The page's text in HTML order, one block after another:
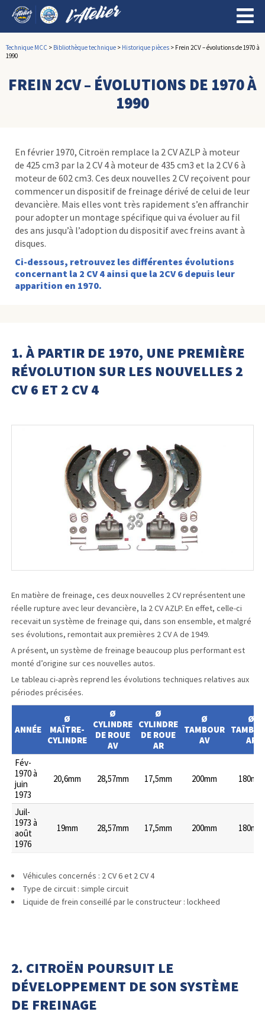
Technique MCC > Bibliothèque technique > Historique pièces > Frein 2CV – évolutions de 1970 à
1990
FREIN 2CV – ÉVOLUTIONS DE 1970 À
1990
En février 1970, Citroën remplace la 2 CV AZLP à moteur
de 425 cm3 par la 2 CV 4 à moteur de 435 cm3 et la 2 CV 6 à
moteur de 602 cm3. Ces deux nouvelles 2 CV reçoivent pour
commencer un dispositif de freinage dérivé de celui de leur
devancière. Mais elles vont très rapidement s’en affranchir
pour adopter un montage spécifique qui va évoluer au fil
des ans jusqu’à l’adoption du dispositif avec freins avant à
disques.
Ci-dessous, retrouvez les différentes évolutions
concernant la 2 CV 4 ainsi que la 2CV 6 depuis leur
apparition en 1970.
1. À PARTIR DE 1970, UNE PREMIÈRE
RÉVOLUTION SUR LES NOUVELLES 2
CV 6 ET 2 CV 4
En matière de freinage, ces deux nouvelles 2 CV représentent une
réelle rupture avec leur devancière, la 2 CV AZLP. En effet, celle-ci
recevait un système de freinage qui, dans son ensemble, et malgré
ses évolutions, remontait aux premières 2 CV A de 1949.
A présent, un système de freinage beaucoup plus performant est
monté d’origine sur ces nouvelles autos.
Le tableau ci-après reprend les évolutions techniques relatives aux
périodes précisées.
ANNÉE
Ø
MAÎTRE-
CYLINDRE
Ø
CYLINDRE
DE ROUE
AV
Ø
CYLINDRE
DE ROUE
AR
Ø
TAMBOUR
AV
Ø
AR
Fév-
1970 à
juin
1973
20,6mm 28,57mm 17,5mm 200mm 180mm
Juil-
1973 à
août
1976
19mm 28,57mm 17,5mm 200mm 180mm
Véhicules concernés : 2 CV 6 et 2 CV 4
Type de circuit : simple circuit
Liquide de frein conseillé par le constructeur : lockheed
2. CITROËN POURSUIT LE
DÉVELOPPEMENT DE SON SYSTÈME
DE FREINAGE